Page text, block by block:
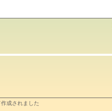
成されました